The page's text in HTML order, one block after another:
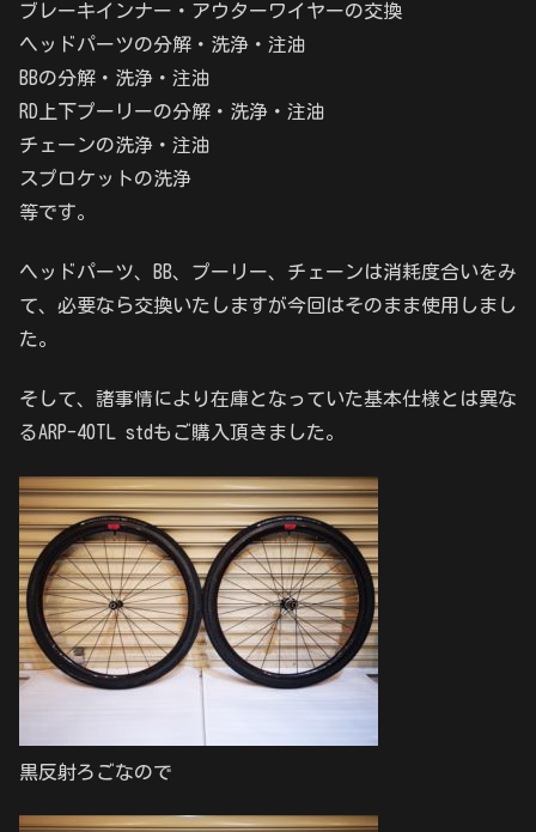
ブレーキインナー・アウターワイヤーの交換
ヘッドパーツの分解・洗浄・注油
BBの分解・洗浄・注油
RD上下プーリーの分解・洗浄・注油
チェーンの洗浄・注油
スプロケットの洗浄
等です。
ヘッドパーツ、BB、プーリー、チェーンは消耗度合いをみ
て、必要なら交換いたしますが今回はそのまま使用しまし
た。
そして、諸事情により在庫となっていた基本仕様とは異な
るARP-40TL stdもご購入頂きました。
黒反射ろごなので